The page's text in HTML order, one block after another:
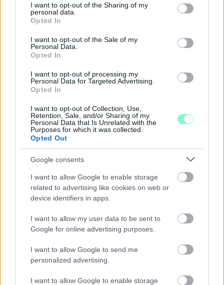
not limited to your visit or usage behaviour. You may click to
grant or deny consent to Google and its third-party tags to
use your data for below specified purposes in below Google
consent section.
I want to opt-out of the Sharing of my
personal data.
Opted In
I want to opt-out of the Sale of my
Personal Data.
Opted In
I want to opt-out of processing my
Personal Data for Targeted Advertising.
Opted In
I want to opt-out of Collection, Use,
Retention, Sale, and/or Sharing of my
Personal Data that Is Unrelated with the
Purposes for which it was collected.
Opted Out
Google consents
I want to allow Google to enable storage
related to advertising like cookies on web or
device identifiers in apps.
I want to allow my user data to be sent to
Google for online advertising purposes.
I want to allow Google to send me
personalized advertising.
I want to allow Google to enable storage
GYŐRSZENTIVÁNI KÖR TÉR FELÚJÍTÁSÁNAK
TERVEIT
építéséről is tájékoztatják az érdeklődőket.
DÍSZKIVILÁGÍTÁS LEKAPCSOLÁSA
kezelésében lévő épületek egy részét is érinti az intézkedés.